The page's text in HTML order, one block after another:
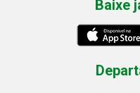
Baixe